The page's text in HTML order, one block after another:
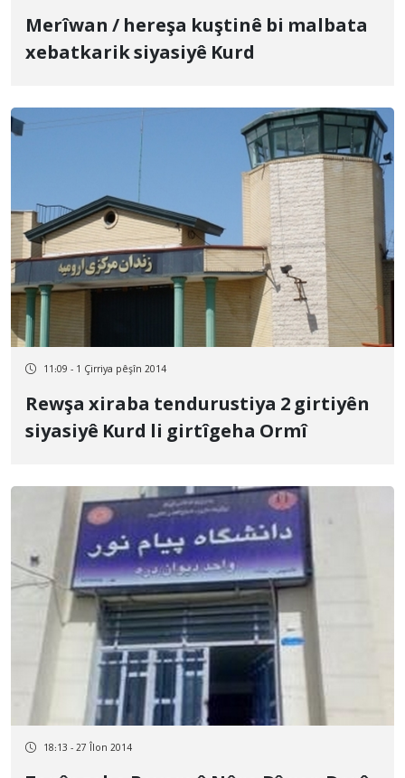
Merîwan / hereşa kuştinê bi malbata
xebatkarik siyasiyê Kurd
11:09 - 1 Çirriya pêşîn 2014
Rewşa xiraba tendurustiya 2 girtiyên
siyasiyê Kurd li girtîgeha Ormî
18:13 - 27 Îlon 2014